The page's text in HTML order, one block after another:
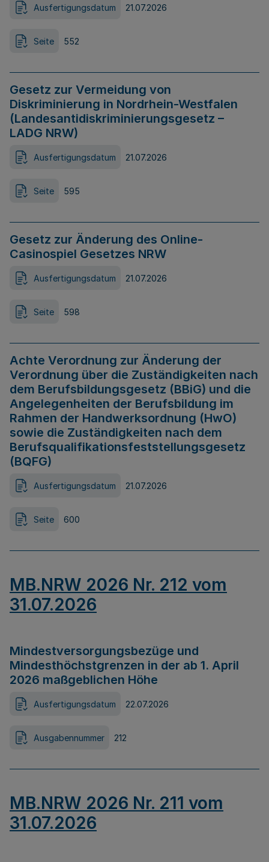
Ausfertigungsdatum 21.07.2026
Seite 552
Gesetz zur Vermeidung von
Diskriminierung in Nordrhein-Westfalen
(Landesantidiskriminierungsgesetz –
LADG NRW)
Ausfertigungsdatum 21.07.2026
Seite 595
Gesetz zur Änderung des Online-
Casinospiel Gesetzes NRW
Ausfertigungsdatum 21.07.2026
Seite 598
Achte Verordnung zur Änderung der
Verordnung über die Zuständigkeiten nach
dem Berufsbildungsgesetz (BBiG) und die
Angelegenheiten der Berufsbildung im
Rahmen der Handwerksordnung (HwO)
sowie die Zuständigkeiten nach dem
Berufsqualifikationsfeststellungsgesetz
(BQFG)
Ausfertigungsdatum 21.07.2026
Seite 600
MB.NRW 2026 Nr. 212 vom
31.07.2026
Mindestversorgungsbezüge und
Mindesthöchstgrenzen in der ab 1. April
2026 maßgeblichen Höhe
Ausfertigungsdatum 22.07.2026
Ausgabennummer 212
MB.NRW 2026 Nr. 211 vom
31.07.2026